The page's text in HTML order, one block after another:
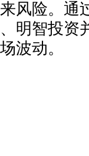
风险。通
明智投资
波动。